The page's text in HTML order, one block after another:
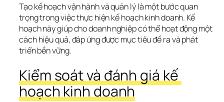
Tạo kế hoạch vận hành và quản lý là một bước quan
trọng trong việc thực hiện kế hoạch kinh doanh. Kế
hoạch này giúp cho doanh nghiệp có thể hoạt động một
cách hiệu quả, đáp ứng được mục tiêu đề ra và phát
triển bền vững.
Kiểm soát và đánh giá kế
hoạch kinh doanh